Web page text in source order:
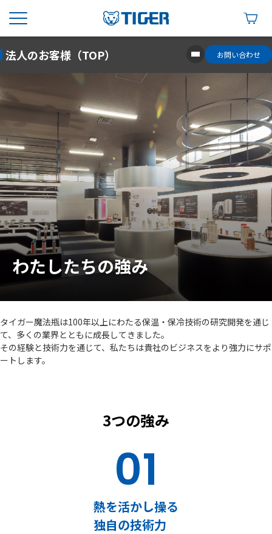
法人のお客様（TOP） お問い合わせ
わたしたちの強み
タイガー魔法瓶は100年以上にわたる保温・保冷技術の研究開発を通じ
て、多くの業界とともに成長してきました。
その経験と技術力を通じて、私たちは貴社のビジネスをより強力にサポ
ートします。
3つの強み
01
熱を活かし操る
独自の技術力